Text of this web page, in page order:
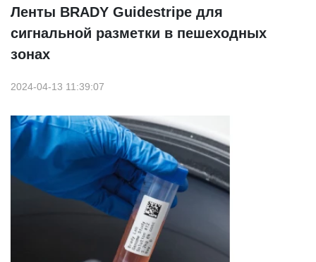
Ленты BRADY Guidestripe для
сигнальной разметки в пешеходных
зонах
2024-04-13 11:39:07